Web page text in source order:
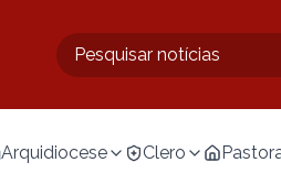
Arquidiocese Clero